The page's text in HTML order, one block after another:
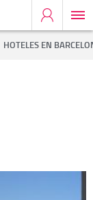
HOTELES EN